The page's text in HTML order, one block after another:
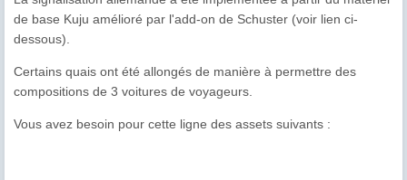
de base Kuju amélioré par l'add-on de Schuster (voir lien ci-
dessous).
Certains quais ont été allongés de manière à permettre des
compositions de 3 voitures de voyageurs.
Vous avez besoin pour cette ligne des assets suivants :